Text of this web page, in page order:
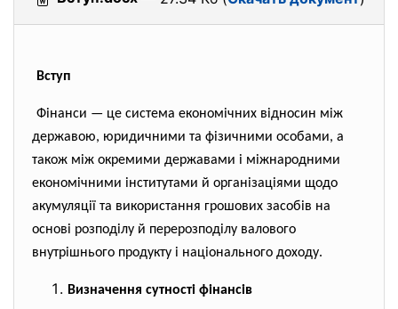
Вступ
Фінанси — це система економічних відносин між
державою, юридичними та фізичними особами, а
також між окремими державами і міжнародними
економічними інститутами й організаціями щодо
акумуляції та використання грошових засобів на
основі розподілу й перерозподілу валового
внутрішнього продукту і національного доходу.
Визначення сутності фінансів